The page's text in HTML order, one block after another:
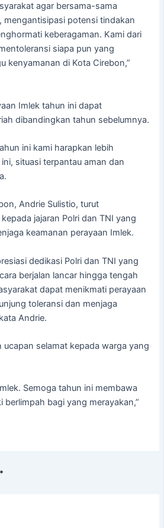
agar bersama-sama
mengantisipasi potensi tindakan
keberagaman. Kami dari
siapa pun yang
kenyamanan di Kota Cirebon,”
Imlek tahun ini dapat
dibandingkan tahun sebelumnya.
ini kami harapkan lebih
situasi terpantau aman dan
Andrie Sulistio, turut
jajaran Polri dan TNI yang
keamanan perayaan Imlek.
dedikasi Polri dan TNI yang
berjalan lancar hingga tengah
dapat menikmati perayaan
toleransi dan menjaga
Andrie.
ucapan selamat kepada warga yang
Semoga tahun ini membawa
berlimpah bagi yang merayakan,”